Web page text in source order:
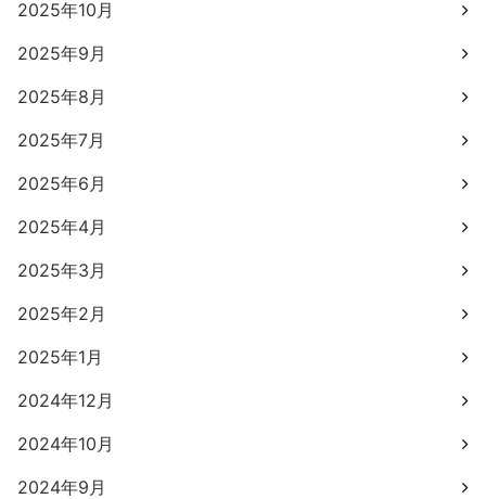
2025年10月
2025年9月
2025年8月
2025年7月
2025年6月
2025年4月
2025年3月
2025年2月
2025年1月
2024年12月
2024年10月
2024年9月